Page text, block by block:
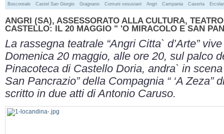
Boscoreale Castel San Giorgio Gragnano Comuni vesuviani Angri Campania Caserta
ANGRI (SA), ASSESSORATO ALLA CULTURA,
CASTELLO: IL 20 MAGGIO " 'O MIRACOLO E SAN
La rassegna teatrale “Angri Citta` d’Arte”
Domenica 20 maggio, alle ore 20, sul palco
Pinacoteca di Castello Doria, andra` in scena
San Pancrazio” della Compagnia “ ‘A Zeza”
scritto in due atti di Antonio Caruso.